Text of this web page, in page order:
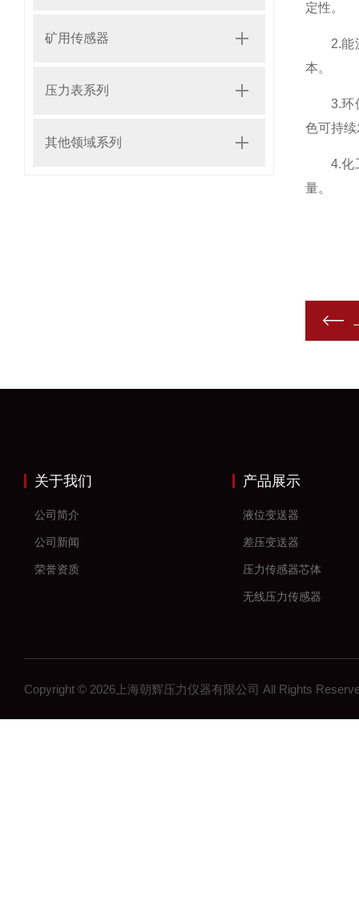
矿用传感器
压力表系列
其他领域系列
定性。
2.能源
本。
3.环保
色可持
4.化工
量。
关于我们
公司简介
公司新闻
荣誉资质
产品展示
液位变送器
差压变送器
压力传感器芯体
无线压力传感器
Copyright © 2026上海朝辉压力仪器有限公司 All Rights